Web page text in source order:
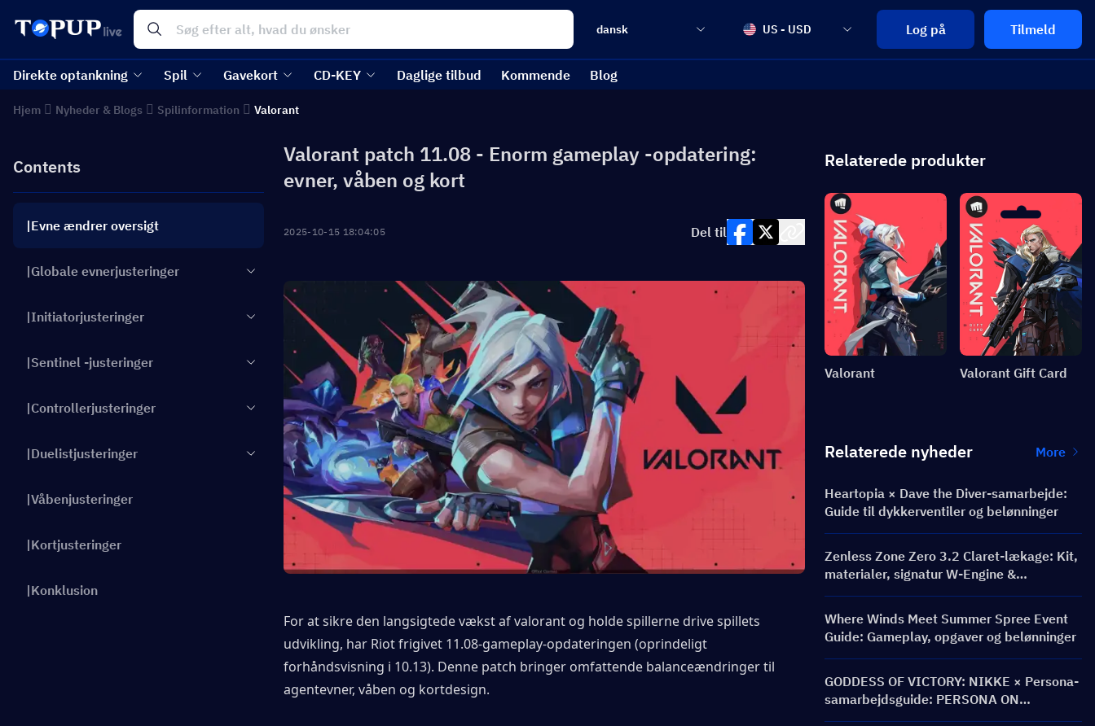
dansk US - USD Log på Tilmeld
Direkte optankning Spil Gavekort CD-KEY Daglige tilbud Kommende Blog
Hjem Nyheder & Blogs Spilinformation Valorant
Contents
|Evne ændrer oversigt
|Globale evnerjusteringer
|Initiatorjusteringer
|Sentinel -justeringer
|Controllerjusteringer
|Duelistjusteringer
|Våbenjusteringer
|Kortjusteringer
|Konklusion
Valorant patch 11.08 - Enorm gameplay -opdatering:
evner, våben og kort
2025-10-15 18:04:05 Del til
For at sikre den langsigtede vækst af valorant og holde spillerne drive spillets
udvikling, har Riot frigivet 11.08-gameplay-opdateringen (oprindeligt
forhåndsvisning i 10.13). Denne patch bringer omfattende balanceændringer til
agentevner, våben og kortdesign.
Relaterede produkter
Valorant Valorant Gift Card
Relaterede nyheder More
Heartopia × Dave the Diver-samarbejde:
Guide til dykkerventiler og belønninger
Zenless Zone Zero 3.2 Claret-lækage: Kit,
materialer, signatur W-Engine &
Mindscape Cinema
Where Winds Meet Summer Spree Event
Guide: Gameplay, opgaver og belønninger
GODDESS OF VICTORY: NIKKE × Persona-
samarbejdsguide: PERSONA ON
FRONTLINE-begivenhed, karakterer,